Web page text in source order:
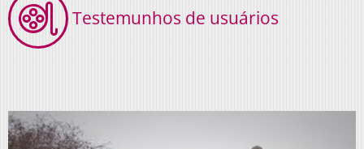
Testemunhos de usuários